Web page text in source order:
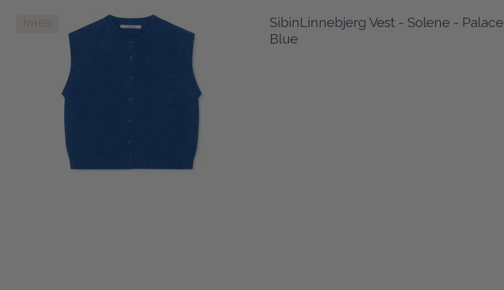
NYHED
SibinLinnebjerg Vest - Solene - Palace
Blue